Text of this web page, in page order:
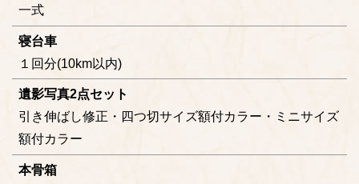
一式
寝台車
１回分(10km以内)
遺影写真2点セット
引き伸ばし修正・四つ切サイズ額付カラー・ミニサイズ
額付カラー
本骨箱